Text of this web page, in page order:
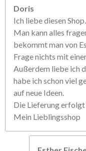
Doris
Ich liebe diesen Shop.
Man kann alles
bekommt man von
Frage nichts mit
Außerdem liebe ich
habe ich schon viel
auf neue Ideen.
Die Lieferung
Mein Lieblingsshop